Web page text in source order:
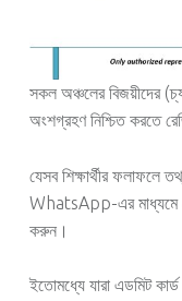
সকল অঞ্চলের বিজয়ীদের
অংশগ্রহণ নিশ্চিত করতে
যেসব শিক্ষার্থীর
WhatsApp-এর মাধ্যমে
করুন।
ইতোমধ্যে যারা এডমিট